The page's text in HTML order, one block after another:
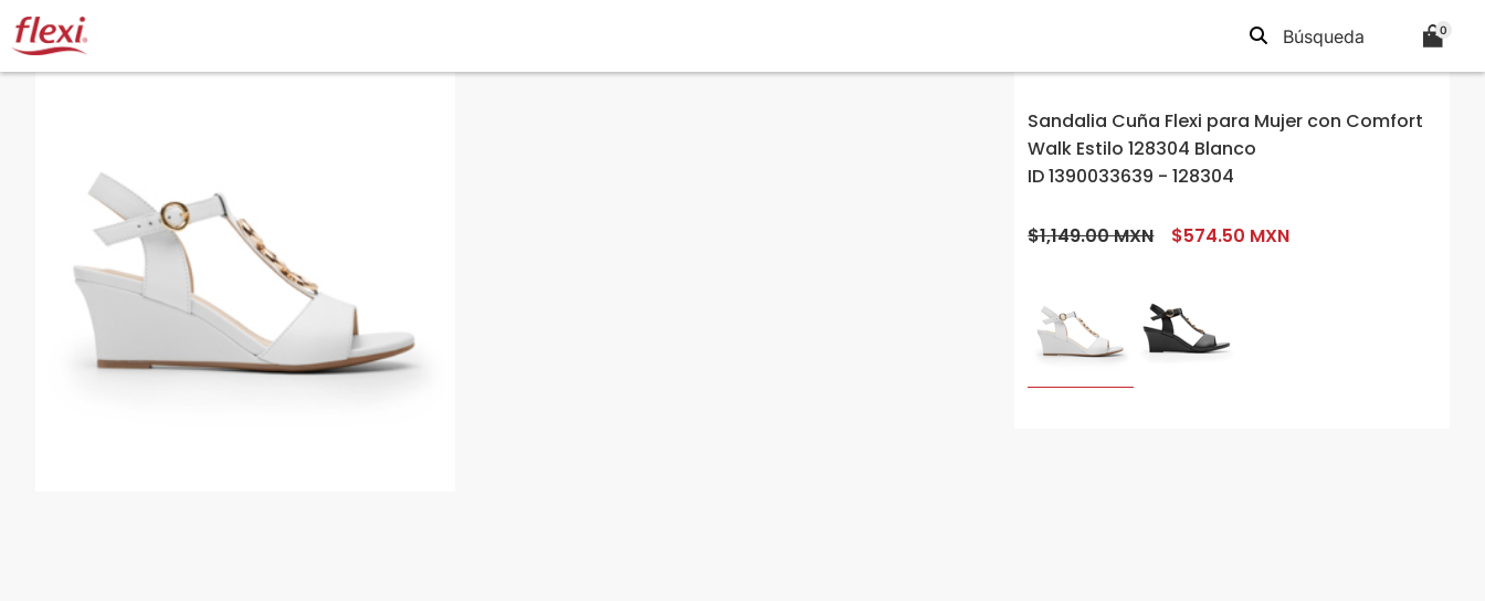
0
Sandalia Cuña Flexi para Mujer con Comfort
Walk Estilo 128304 Blanco
ID 1390033639 - 128304
$1,149.00 MXN $574.50 MXN